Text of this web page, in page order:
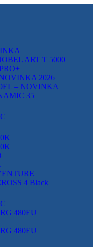
ART T 5000
2026
– NOVINKA
35
4 Black
480EU
480EU